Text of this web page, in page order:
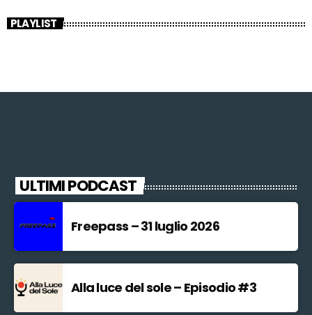
PLAYLIST
ULTIMI PODCAST
Freepass – 31 luglio 2026
Alla luce del sole – Episodio #3